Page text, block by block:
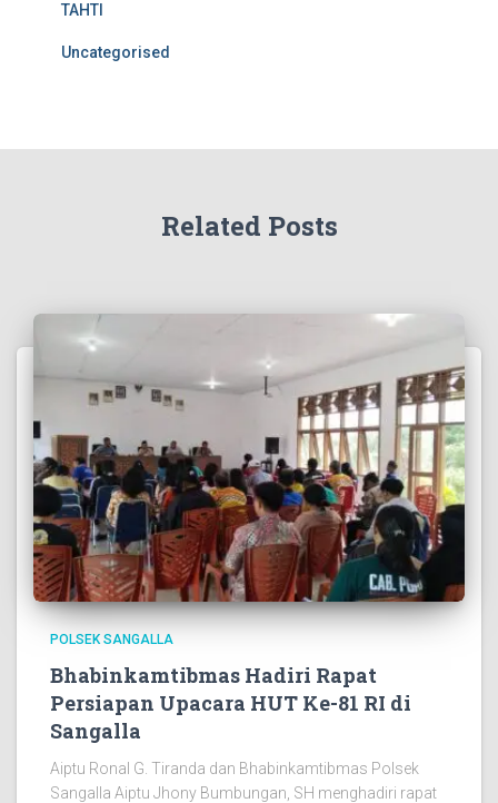
TAHTI
Uncategorised
Related Posts
POLSEK SANGALLA
Bhabinkamtibmas Hadiri Rapat
Persiapan Upacara HUT Ke-81 RI di
Sangalla
Aiptu Ronal G. Tiranda dan Bhabinkamtibmas Polsek
Sangalla Aiptu Jhony Bumbungan, SH menghadiri rapat